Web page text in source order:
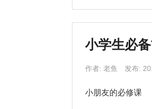
小学生必
作者: 老鱼 发布:
小朋友的必修课